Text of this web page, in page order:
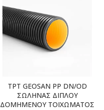
TPT GEOSAN PP DN/OD
ΣΩΛΗΝΑΣ ΔΙΠΛΟΥ
ΔΟΜΗΜΕΝΟΥ ΤΟΙΧΩΜΑΤΟΣ